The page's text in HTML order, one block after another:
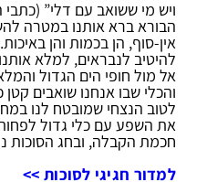
ויש מי ששואב עם דלי”
הבורא ברא אותנו במטרה
אין-סוף, הן בכמות והן
להיטיב לנבראים, למלא
אל מול חופי הים הגדול
והכלי שבו אנחנו שואבים
לטוב הנצחי שמובטח לנו
את השפע עם כלי גדול
חכמת הקבלה, ובחג הסוכות
למדור חגיגי לסוכות >>